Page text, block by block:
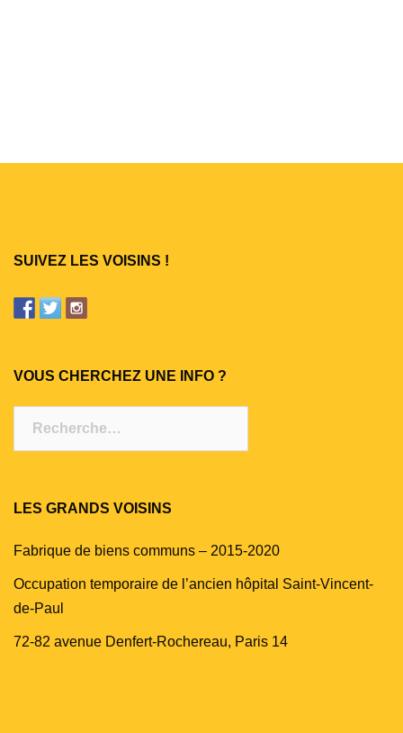
SUIVEZ LES VOISINS !
VOUS CHERCHEZ UNE INFO ?
LES GRANDS VOISINS
Fabrique de biens communs – 2015-2020
Occupation temporaire de l’ancien hôpital Saint-Vincent-
de-Paul
72-82 avenue Denfert-Rochereau, Paris 14